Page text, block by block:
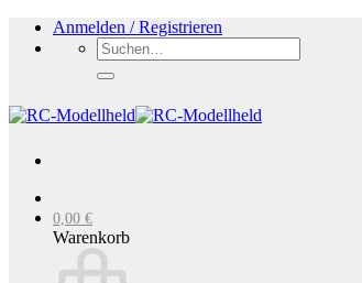
Zum
Inhalt
Anmelden / Registrieren
Suchen
nach:
0,00 €
Warenkorb